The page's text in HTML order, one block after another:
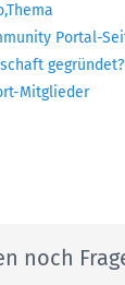
Portal-
gegründet?
Mitglieder
noch